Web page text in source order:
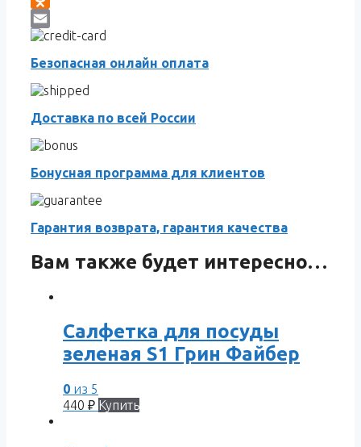
Odnoklassniki
Email
Безопасная онлайн оплата
Доставка по всей России
Бонусная программа для клиентов
Гарантия возврата, гарантия качества
Вам также будет интересно…
Салфетка для посуды
зеленая S1 Грин Файбер
0 из 5
440 ₽ Купить